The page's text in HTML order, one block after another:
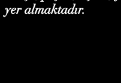
yer almaktadır.